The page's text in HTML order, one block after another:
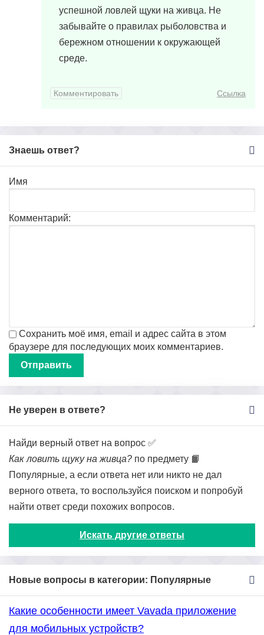
успешной ловлей щуки на живца. Не
забывайте о правилах рыболовства и
бережном отношении к окружающей
среде.
Комментировать Ссылка
Знаешь ответ?
Имя
Комментарий:
Сохранить моё имя, email и адрес сайта в этом
браузере для последующих моих комментариев.
Не уверен в ответе?
Найди верный ответ на вопрос ✅
Как ловить щуку на живца? по предмету 📙
Популярные, а если ответа нет или никто не дал
верного ответа, то воспользуйся поиском и попробуй
найти ответ среди похожих вопросов.
Искать другие ответы
Новые вопросы в категории: Популярные
Какие особенности имеет Vavada приложение
для мобильных устройств?